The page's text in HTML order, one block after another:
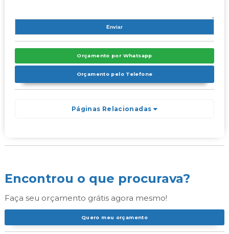
Orçamento por Whatsapp
Orçamento pelo Telefone
Páginas Relacionadas
Encontrou o que procurava?
Faça seu orçamento grátis agora mesmo!
Quero meu orçamento